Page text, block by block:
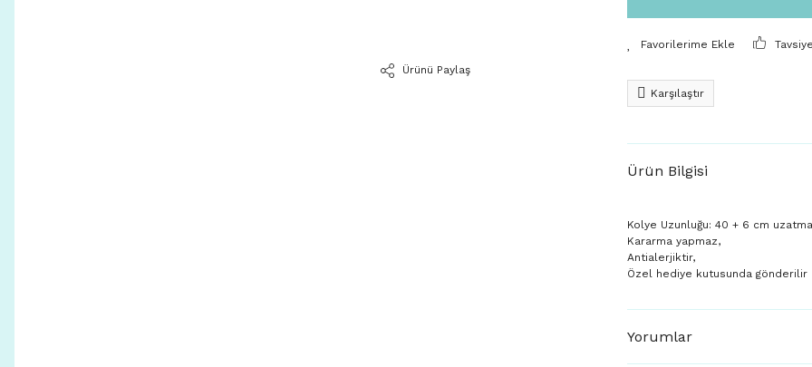
Ürünü Paylaş
Karşılaştır
Ürün Bilgisi
Kolye Uzunluğu: 40 + 6 cm
Kararma yapmaz,
Antialerjiktir,
Özel hediye kutusunda gönderilir
Yorumlar